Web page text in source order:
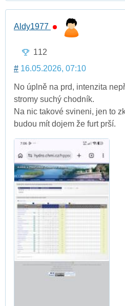
Aldy1977
112
# 16.05.2026, 07:10
No úplně na prd, intenzita
stromy suchý chodník.
Na nic takové svineni, jen to
budou mít dojem že furt prší.